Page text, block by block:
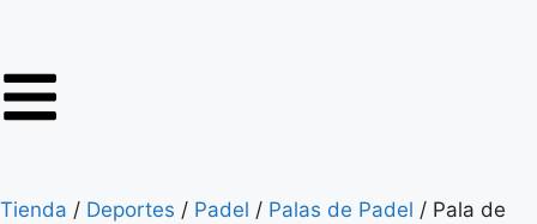
Tienda / Deportes / Padel / Palas de Padel / Pala de